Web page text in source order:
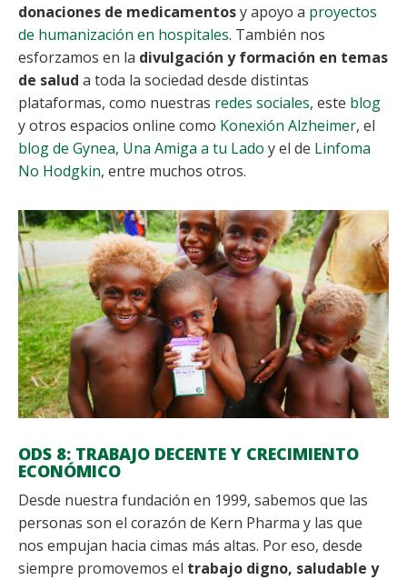
donaciones de medicamentosy apoyo a proyectos
de humanización en hospitales. También nos
esforzamos en la divulgación y formación en temas
de salud a toda la sociedad desde distintas
plataformas, como nuestras redes sociales, este blog
y otros espacios online como Konexión Alzheimer, el
blog de Gynea, Una Amiga a tu Lado y el de Linfoma
No Hodgkin, entre muchos otros.
ODS 8: TRABAJO DECENTE Y CRECIMIENTO
ECONÓMICO
Desde nuestra fundación en 1999, sabemos que las
personas son el corazón de Kern Pharma y las que
nos empujan hacia cimas más altas. Por eso, desde
siempre promovemos el trabajo digno, saludable y